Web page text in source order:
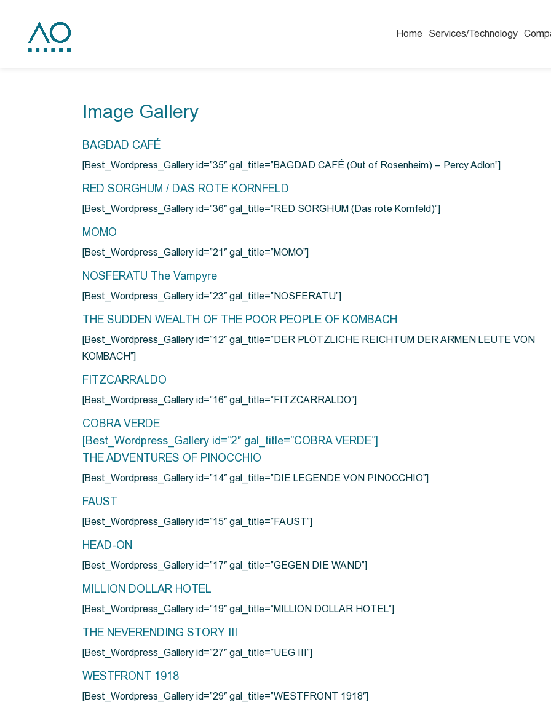
Home Services/Technology
Image Gallery
BAGDAD CAFÉ
[Best_Wordpress_Gallery id=”35″ gal_title=”BAGDAD CAFÉ (Out of Rosenheim) – Percy Adlon”]
RED SORGHUM / DAS ROTE KORNFELD
[Best_Wordpress_Gallery id=”36″ gal_title=”RED SORGHUM (Das rote Kornfeld)”]
MOMO
[Best_Wordpress_Gallery id=”21″ gal_title=”MOMO”]
NOSFERATU The Vampyre
[Best_Wordpress_Gallery id=”23″ gal_title=”NOSFERATU”]
THE SUDDEN WEALTH OF THE POOR PEOPLE OF KOMBACH
[Best_Wordpress_Gallery id=”12″ gal_title=”DER PLÖTZLICHE REICHTUM DER ARMEN LEUTE VON
KOMBACH”]
FITZCARRALDO
[Best_Wordpress_Gallery id=”16″ gal_title=”FITZCARRALDO”]
COBRA VERDE
[Best_Wordpress_Gallery id=”2″ gal_title=”COBRA VERDE”]
THE ADVENTURES OF PINOCCHIO
[Best_Wordpress_Gallery id=”14″ gal_title=”DIE LEGENDE VON PINOCCHIO”]
FAUST
[Best_Wordpress_Gallery id=”15″ gal_title=”FAUST”]
HEAD-ON
[Best_Wordpress_Gallery id=”17″ gal_title=”GEGEN DIE WAND”]
MILLION DOLLAR HOTEL
[Best_Wordpress_Gallery id=”19″ gal_title=”MILLION DOLLAR HOTEL”]
THE NEVERENDING STORY III
[Best_Wordpress_Gallery id=”27″ gal_title=”UEG III”]
WESTFRONT 1918
[Best_Wordpress_Gallery id=”29″ gal_title=”WESTFRONT 1918″]